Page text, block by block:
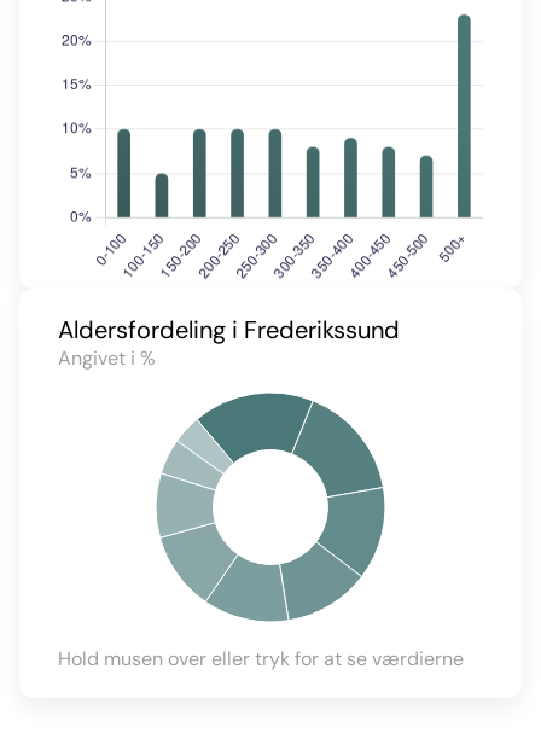
Aldersfordeling i Frederikssund
Angivet i %
Hold musen over eller tryk for at se værdierne